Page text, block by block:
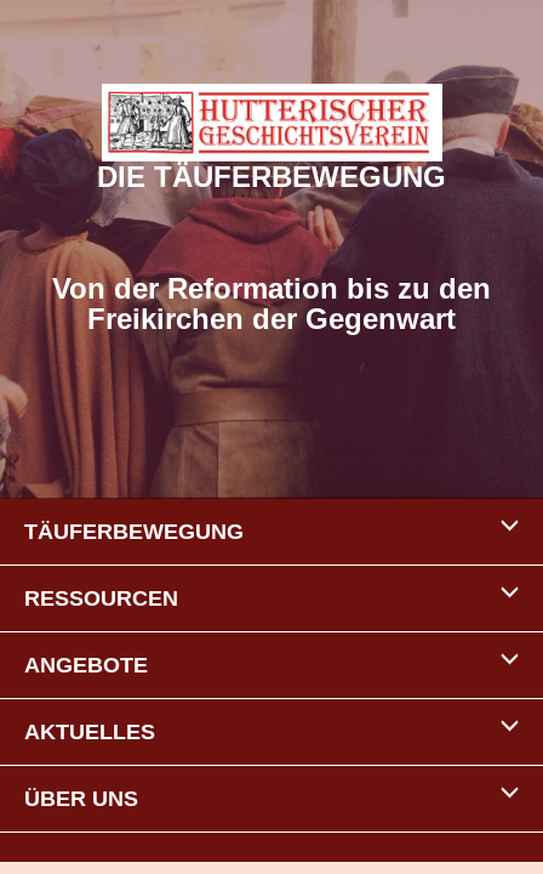
DIE TÄUFERBEWEGUNG
Von der Reformation bis zu den
Freikirchen der Gegenwart
TÄUFERBEWEGUNG
RESSOURCEN
ANGEBOTE
AKTUELLES
ÜBER UNS